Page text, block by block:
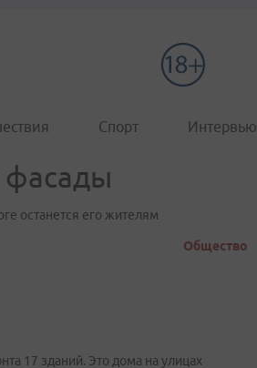
Спорт Интервью
фасады
останется его жителям
Общество
17 зданий. Это дома на улицах